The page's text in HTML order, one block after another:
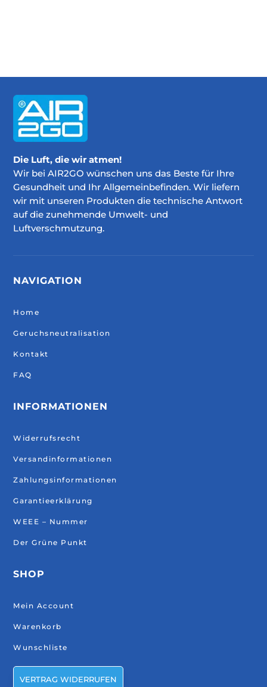
Die Luft, die wir atmen!
Wir bei AIR2GO wünschen uns das Beste für Ihre
Gesundheit und Ihr Allgemeinbefinden. Wir liefern
wir mit unseren Produkten die technische Antwort
auf die zunehmende Umwelt- und
Luftverschmutzung.
NAVIGATION
Home
Geruchsneutralisation
Kontakt
FAQ
INFORMATIONEN
Widerrufsrecht
Versandinformationen
Zahlungsinformationen
Garantieerklärung
WEEE – Nummer
Der Grüne Punkt
SHOP
Mein Account
Warenkorb
Wunschliste
VERTRAG WIDERRUFEN